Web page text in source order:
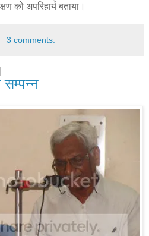
को अपरिहार्य बताया।
3 comments:
सम्पन्न